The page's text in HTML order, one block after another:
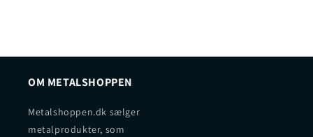
OM METALSHOPPEN
Metalshoppen.dk sælger
metalprodukter, som